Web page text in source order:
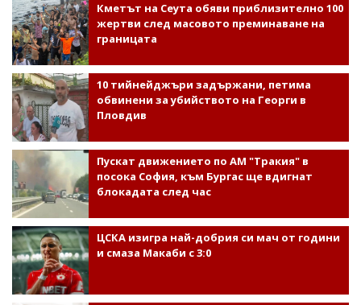
Кметът на Сеута обяви приблизително 100
жертви след масовото преминаване на
границата
10 тийнейджъри задържани, петима
обвинени за убийството на Георги в
Пловдив
Пускат движението по АМ "Тракия" в
посока София, към Бургас ще вдигнат
блокадата след час
ЦСКА изигра най-добрия си мач от години
и смаза Макаби с 3:0